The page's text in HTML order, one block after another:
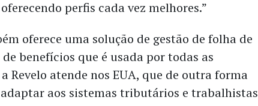
perfis cada vez melhores.”
oferece uma solução de gestão de folha de
benefícios que é usada por todas as
Revelo atende nos EUA, que de outra forma
aos sistemas tributários e trabalhistas